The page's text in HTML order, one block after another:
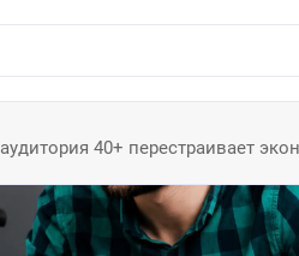
40+ перестраивает